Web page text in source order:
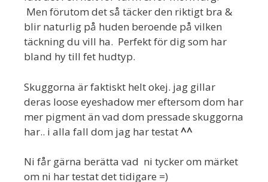
Men förutom det så täcker den riktigt bra &
blir naturlig på huden beroende på vilken
täckning du vill ha. Perfekt för dig som har
bland hy till fet hudtyp.
Skuggorna är faktiskt helt okej. jag gillar
deras loose eyeshadow mer eftersom dom har
mer pigment än vad dom pressade skuggorna
har.. i alla fall dom jag har testat^^
Ni får gärna berätta vad ni tycker om märket
om ni har testat det tidigare =)